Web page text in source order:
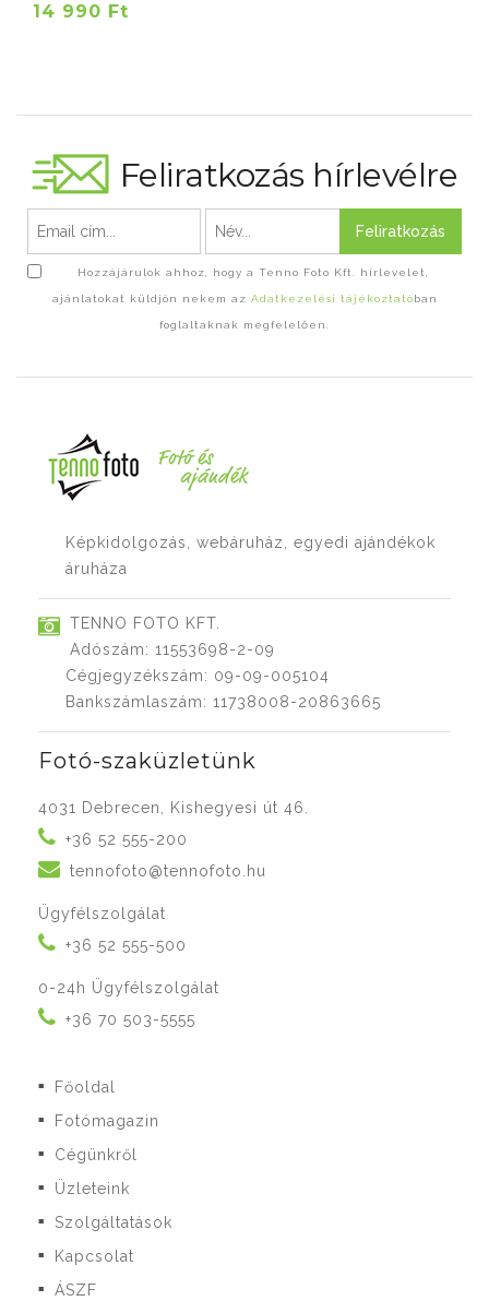
14 990 Ft
Feliratkozás hírlevélre
Feliratkozás
Hozzájárulok ahhoz, hogy a Tenno Foto Kft. hírlevelet,
ajánlatokat küldjön nekem az Adatkezelési tájékoztatóban
foglaltaknak megfelelően.
Képkidolgozás, webáruház, egyedi ajándékok
áruháza
TENNO FOTO KFT.
Adószám: 11553698-2-09
Cégjegyzékszám: 09-09-005104
Bankszámlaszám: 11738008-20863665
Fotó-szaküzletünk
4031 Debrecen, Kishegyesi út 46.
+36 52 555-200
tennofoto@tennofoto.hu
Ügyfélszolgálat
+36 52 555-500
0-24h Ügyfélszolgálat
+36 70 503-5555
■ Főoldal
■ Fotómagazin
■ Cégünkről
■ Üzleteink
■ Szolgáltatások
■ Kapcsolat
■ ÁSZF